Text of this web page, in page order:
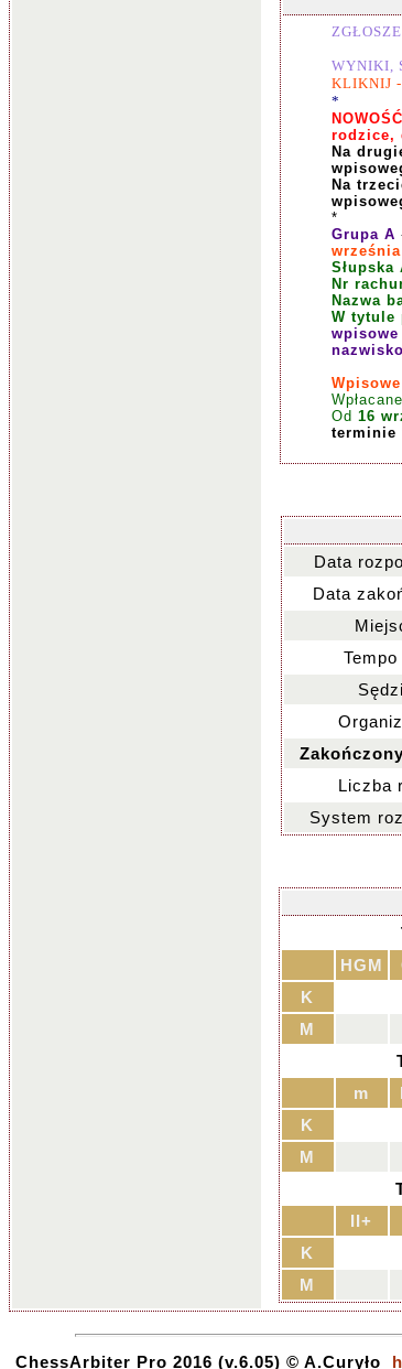
WYNIKI,
KLIKNIJ -
*
rodzice,
Na
Na
*
Grupa A
września
Słupska
Nr
Nazwa
W tytule
Od 16
terminie
Data
Data
Liczba
System
HGM
K
M
m
K
M
II+
K
M
ChessArbiter Pro 2016 (v.6.05) © A.Curyło